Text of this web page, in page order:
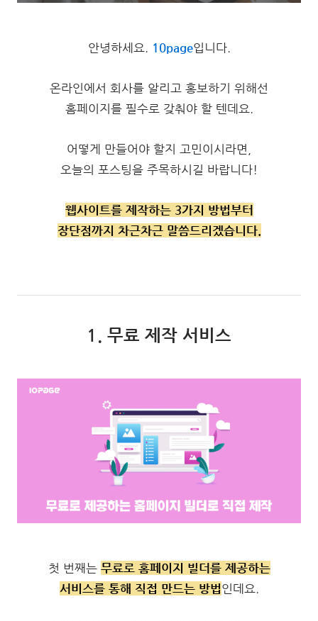
안녕하세요. 10page입니다.
온라인에서 회사를 알리고 홍보하기 위해선
홈페이지를 필수로 갖춰야 할 텐데요.
어떻게 만들어야 할지 고민이시라면,
오늘의 포스팅을 주목하시길 바랍니다!
웹사이트를 제작하는 3가지 방법부터
장단점까지 차근차근 말씀드리겠습니다.
1. 무료 제작 서비스
첫 번째는 무료로 홈페이지 빌더를 제공하는
서비스를 통해 직접 만드는 방법인데요.